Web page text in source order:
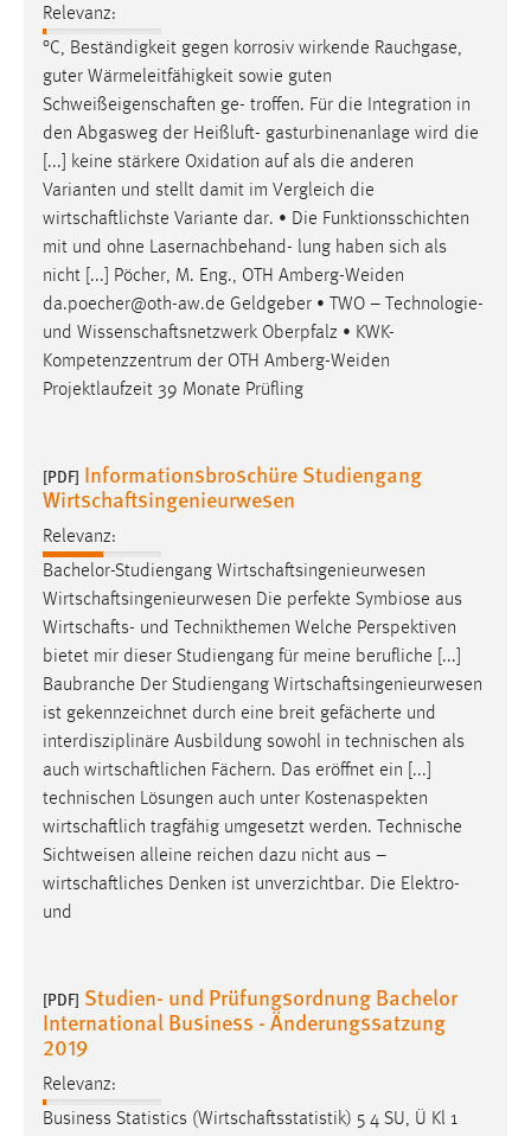
Relevanz:
°C, Beständigkeit gegen korrosiv wirkende Rauchgase,
guter Wärmeleitfähigkeit sowie guten
Schweißeigenschaften ge- troffen. Für die Integration in
den Abgasweg der Heißluft- gasturbinenanlage wird die
[...] keine stärkere Oxidation auf als die anderen
Varianten und stellt damit im Vergleich die
wirtschaftlichste Variante dar. • Die Funktionsschichten
mit und ohne Lasernachbehand- lung haben sich als
nicht [...] Pöcher, M. Eng., OTH Amberg-Weiden
da.poecher@oth-aw.de Geldgeber • TWO – Technologie-
und Wissenschaftsnetzwerk Oberpfalz • KWK-
Kompetenzzentrum der OTH Amberg-Weiden
Projektlaufzeit 39 Monate Prüfling
[PDF] Informationsbroschüre Studiengang
Wirtschaftsingenieurwesen
Relevanz:
Bachelor-Studiengang Wirtschaftsingenieurwesen
Wirtschaftsingenieurwesen Die perfekte Symbiose aus
Wirtschafts- und Technikthemen Welche Perspektiven
bietet mir dieser Studiengang für meine berufliche [...]
Baubranche Der Studiengang Wirtschaftsingenieurwesen
ist gekennzeichnet durch eine breit gefächerte und
interdisziplinäre Ausbildung sowohl in technischen als
auch wirtschaftlichen Fächern. Das eröffnet ein [...]
technischen Lösungen auch unter Kostenaspekten
wirtschaftlich tragfähig umgesetzt werden. Technische
Sichtweisen alleine reichen dazu nicht aus –
wirtschaftliches Denken ist unverzichtbar. Die Elektro-
und
[PDF] Studien- und Prüfungsordnung Bachelor
International Business - Änderungssatzung
2019
Relevanz:
Business Statistics (Wirtschaftsstatistik) 5 4 SU, Ü Kl 1
Name:
fe_user, be_user, be_lastLoginProvider
Zweck:
Dieser Cookie ist notwendig um sich an der Website
einloggen zu können.
Cookie Laufzeit:
24 Stunden
STATISTIK
Statistik Cookies erfassen Informationen anonym.
Diese Informationen helfen uns zu verstehen, wie
unsere Besucher unsere Website nutzen.
Matomo
Name:
_pk_ref, _pk_cvar, _pk_id, _pk_ses
Zweck:
Zugriffsstatistik
Cookie Laufzeit:
Max. 13 Monate
MARKETING
Marketing Cookies werden von Drittanbietern
verwendet, um personalisierte Werbung anzuzeigen.
Sie tun dies, indem sie Besucher über Websites
hinweg verfolgen.
Name:
_gcl_au
Google Ireland Limited